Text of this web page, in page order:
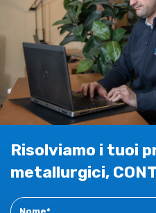
Risolviamo i tuoi
metallurgici,
Contact